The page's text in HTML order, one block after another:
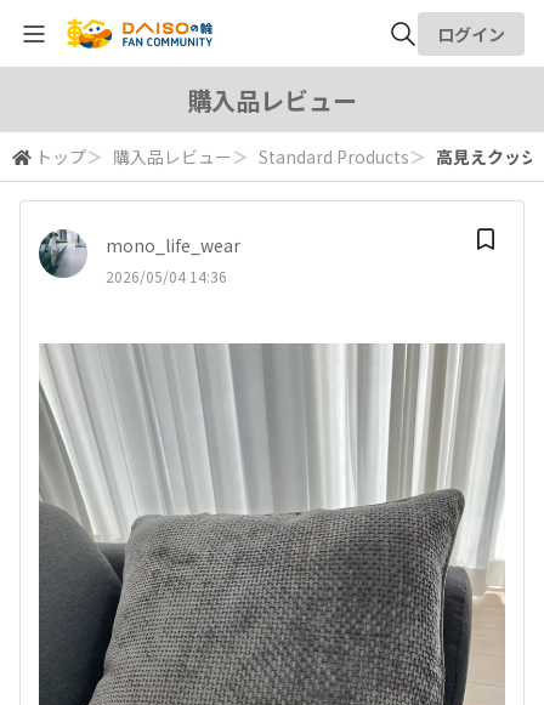
検索
ログイン
購入品レビュー
トップ＞ 購入品レビュー ＞ Standard Products＞ 高見えクッ
mono_life_wear
2026/05/04 14:36